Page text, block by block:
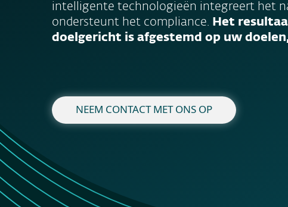
intelligente technologieën integreert het
ondersteunt het compliance. Het
doelgericht is afgestemd op uw
NEEM CONTACT MET ONS OP